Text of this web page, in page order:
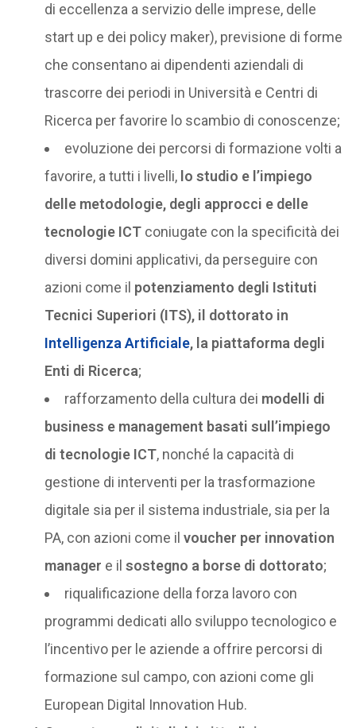
di eccellenza a servizio delle imprese, delle
start up e dei policy maker), previsione di forme
che consentano ai dipendenti aziendali di
trascorre dei periodi in Università e Centri di
Ricerca per favorire lo scambio di conoscenze;
evoluzione dei percorsi di formazione volti a
favorire, a tutti i livelli,lo studio e l’impiego
delle metodologie, degli approcci e delle
tecnologie ICTconiugate con la specificità dei
diversi domini applicativi, da perseguire con
azioni come il potenziamento degli Istituti
Tecnici Superiori (ITS), il dottorato in
Intelligenza Artificiale, la piattaforma degli
Enti di Ricerca;
rafforzamento della cultura dei modelli di
business e management basati sull’impiego
di tecnologie ICT, nonché la capacità di
gestione di interventi per la trasformazione
digitale sia per il sistema industriale, sia per la
PA, con azioni come il voucher per innovation
manager e il sostegno a borse di dottorato;
riqualificazione della forza lavoro con
programmi dedicati allo sviluppo tecnologico e
l’incentivo per le aziende a offrire percorsi di
formazione sul campo, con azioni come gli
European Digital Innovation Hub.